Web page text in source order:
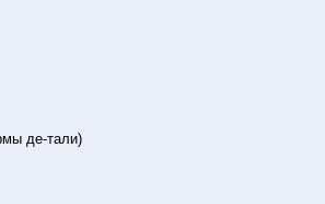
де-тали)